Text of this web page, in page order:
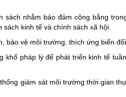
sách nhằm bảo đảm công bằng
kinh tế và chính sách xã hội.
bảo vệ môi trường, thích ứng biến
khổ pháp lý để phát triển kinh tế
giám sát môi trường thời gian